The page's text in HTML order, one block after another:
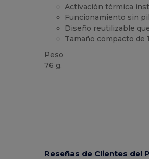
Activación térmica
Funcionamiento sin
Diseño reutilizable
Tamaño compacto de
Peso
76 g.
Reseñas de Clientes del